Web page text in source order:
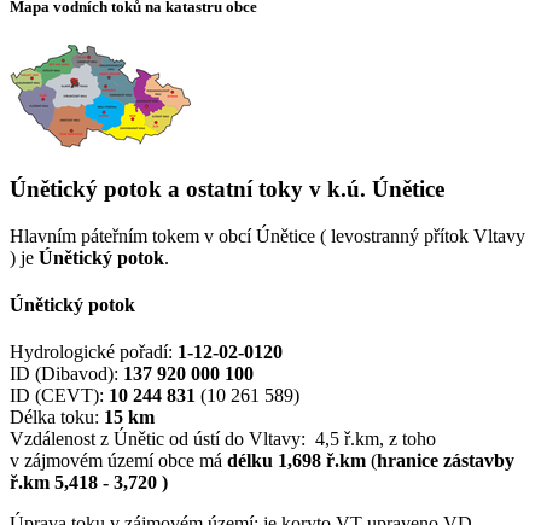
Mapa vodních toků na katastru obce
Únětický potok a ostatní toky v k.ú. Únětice
Hlavním páteřním tokem v obcí Únětice ( levostranný přítok Vltavy
) je Únětický potok.
Únětický potok
Hydrologické pořadí: 1-12-02-0120
ID (Dibavod): 137 920 000 100
ID (CEVT): 10 244 831 (10 261 589)
Délka toku: 15 km
Vzdálenost z Únětic od ústí do Vltavy: 4,5 ř.km, z toho
v zájmovém území obce má délku 1,698 ř.km (hranice zástavby
ř.km 5,418 - 3,720 )